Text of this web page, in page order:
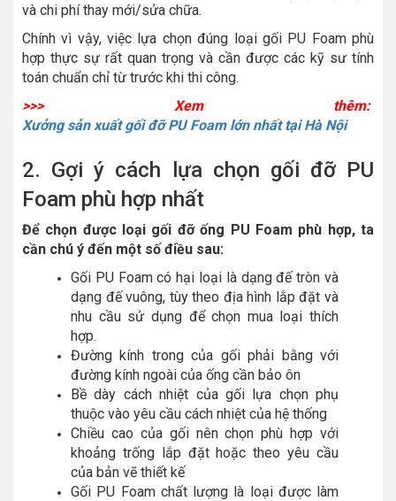
và chi phí thay mới/sửa chữa.
Chính vì vậy, việc lựa chọn đúng loại gối PU Foam phù
hợp thực sự rất quan trọng và cần được các kỹ sư tính
toán chuẩn chỉ từ trước khi thi công.
>>> Xem thêm:
Xưởng sản xuất gối đỡ PU Foam lớn nhất tại Hà Nội
2. Gợi ý cách lựa chọn gối đỡ PU
Foam phù hợp nhất
Để chọn được loại gối đỡ ống PU Foam phù hợp, ta
cần chú ý đến một số điều sau:
Gối PU Foam có hại loại là dạng đế tròn và
dạng đế vuông, tùy theo địa hình lắp đặt và
nhu cầu sử dụng để chọn mua loại thích
hợp.
Đường kính trong của gối phải bằng với
đường kính ngoài của ống cần bảo ôn
Bề dày cách nhiệt của gối lựa chọn phụ
thuộc vào yêu cầu cách nhiệt của hệ thống
Chiều cao của gối nên chọn phù hợp với
khoảng trống lắp đặt hoặc theo yêu cầu
của bản vẽ thiết kế
Gối PU Foam chất lượng là loại được làm